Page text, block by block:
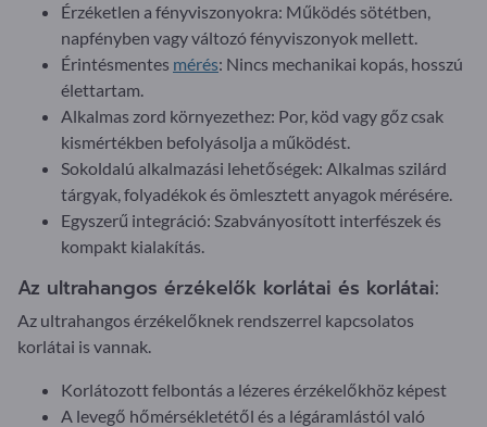
Érzéketlen a fényviszonyokra: Működés sötétben,
napfényben vagy változó fényviszonyok mellett.
Érintésmentes mérés: Nincs mechanikai kopás, hosszú
élettartam.
Alkalmas zord környezethez: Por, köd vagy gőz csak
kismértékben befolyásolja a működést.
Sokoldalú alkalmazási lehetőségek: Alkalmas szilárd
tárgyak, folyadékok és ömlesztett anyagok mérésére.
Egyszerű integráció: Szabványosított interfészek és
kompakt kialakítás.
Az ultrahangos érzékelők korlátai és korlátai:
Az ultrahangos érzékelőknek rendszerrel kapcsolatos
korlátai is vannak.
Korlátozott felbontás a lézeres érzékelőkhöz képest
A levegő hőmérsékletétől és a légáramlástól való